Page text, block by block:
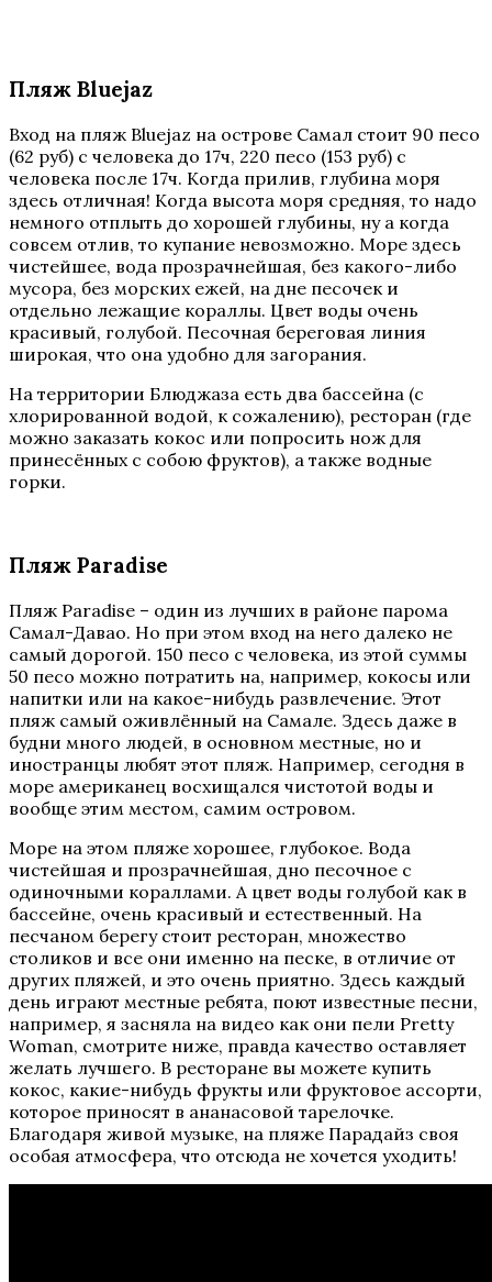
Пляж Bluejaz
Вход на пляж Bluejaz на острове Самал стоит 90 песо
(62 руб) с человека до 17ч, 220 песо (153 руб) с
человека после 17ч. Когда прилив, глубина моря
здесь отличная! Когда высота моря средняя, то надо
немного отплыть до хорошей глубины, ну а когда
совсем отлив, то купание невозможно. Море здесь
чистейшее, вода прозрачнейшая, без какого-либо
мусора, без морских ежей, на дне песочек и
отдельно лежащие кораллы. Цвет воды очень
красивый, голубой. Песочная береговая линия
широкая, что она удобно для загорания.
На территории Блюджаза есть два бассейна (с
хлорированной водой, к сожалению), ресторан (где
можно заказать кокос или попросить нож для
принесённых с собою фруктов), а также водные
горки.
Пляж Paradise
Пляж Paradise – один из лучших в районе парома
Самал-Давао. Но при этом вход на него далеко не
самый дорогой. 150 песо с человека, из этой суммы
50 песо можно потратить на, например, кокосы или
напитки или на какое-нибудь развлечение. Этот
пляж самый оживлённый на Самале. Здесь даже в
будни много людей, в основном местные, но и
иностранцы любят этот пляж. Например, сегодня в
море американец восхищался чистотой воды и
вообще этим местом, самим островом.
Море на этом пляже хорошее, глубокое. Вода
чистейшая и прозрачнейшая, дно песочное с
одиночными кораллами. А цвет воды голубой как в
бассейне, очень красивый и естественный. На
песчаном берегу стоит ресторан, множество
столиков и все они именно на песке, в отличие от
других пляжей, и это очень приятно. Здесь каждый
день играют местные ребята, поют известные песни,
например, я засняла на видео как они пели Pretty
Woman, смотрите ниже, правда качество оставляет
желать лучшего. В ресторане вы можете купить
кокос, какие-нибудь фрукты или фруктовое ассорти,
которое приносят в ананасовой тарелочке.
Благодаря живой музыке, на пляже Парадайз своя
особая атмосфера, что отсюда не хочется уходить!